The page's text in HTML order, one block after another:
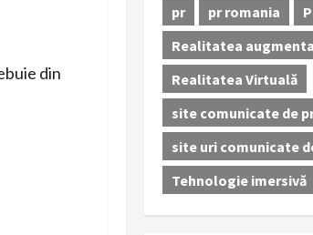
din
pr
pr romania
Realitatea
Realitatea Virtuală
site comunicate de
site uri comunicate
Tehnologie imersivă